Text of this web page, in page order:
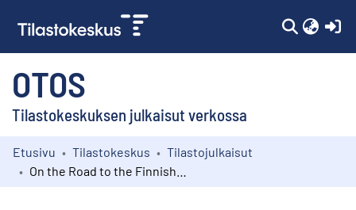
OTOS
Tilastokeskuksen julkaisut verkossa
Kokoelmat
Etusivu Tilastokeskus
Tilastojulkaisut